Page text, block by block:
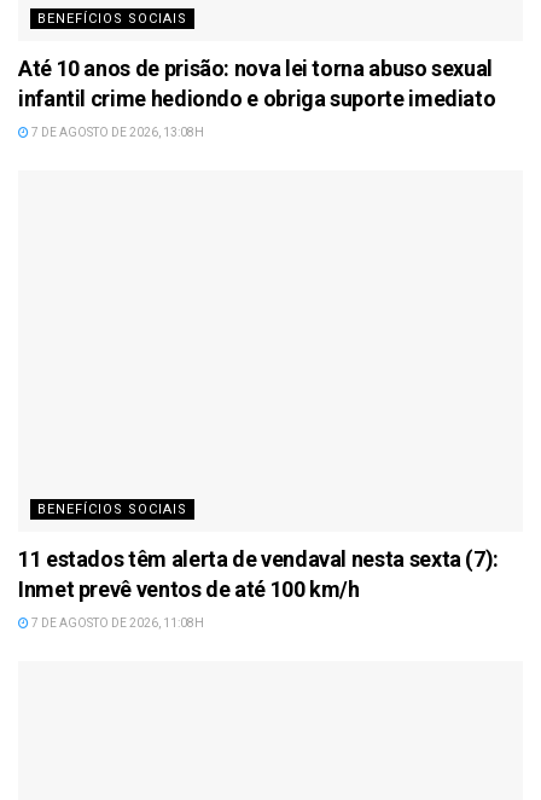
BENEFÍCIOS SOCIAIS
Até 10 anos de prisão: nova lei torna abuso sexual
infantil crime hediondo e obriga suporte imediato
7 DE AGOSTO DE 2026, 13:08H
BENEFÍCIOS SOCIAIS
11 estados têm alerta de vendaval nesta sexta (7):
Inmet prevê ventos de até 100 km/h
7 DE AGOSTO DE 2026, 11:08H